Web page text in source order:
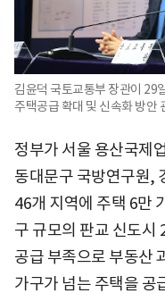
김윤덕 국토교통부 장관이 29
주택공급 확대 및 신속화 방안
정부가 서울 용산국제
동대문구 국방연구원,
46개 지역에 주택 6만
구 규모의 판교 신도시
공급 부족으로 부동산
가구가 넘는 주택을 공